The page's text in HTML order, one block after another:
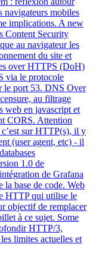
navigateurs mobiles
implications. A new
Content Security
au navigateur les
du site et
over HTTPS (DoH)
via le protocole
le port 53. DNS Over
au filtrage
web en javascript et
CORS. Attention
sur HTTP(s), il y
(user agent, etc) - il
1.0 de
de Grafana
la base de code. Web
HTTP qui utilise le
objectif de remplacer
à ce sujet. Some
HTTP/3,
limites actuelles et